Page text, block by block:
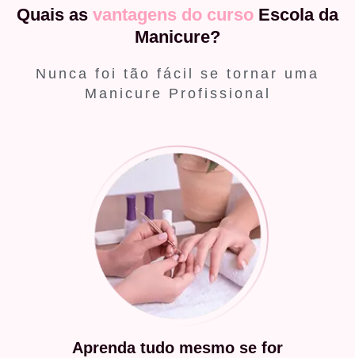
Quais as vantagens do curso Escola da
Manicure?
Nunca foi tão fácil se tornar uma
Manicure Profissional
Aprenda tudo mesmo se for